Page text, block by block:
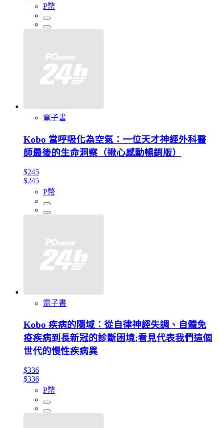
P幣
電子書
Kobo 當呼吸化為空氣：一位天才神經外科醫
師最後的生命洞察（揪心感動暢銷版）
$245
$245
P幣
電子書
Kobo 疾病的隱域：從自律神經失調、自體免
疫疾病到長新冠的診斷困境:看見代表我們這個
世代的慢性疾病異
$336
$336
P幣